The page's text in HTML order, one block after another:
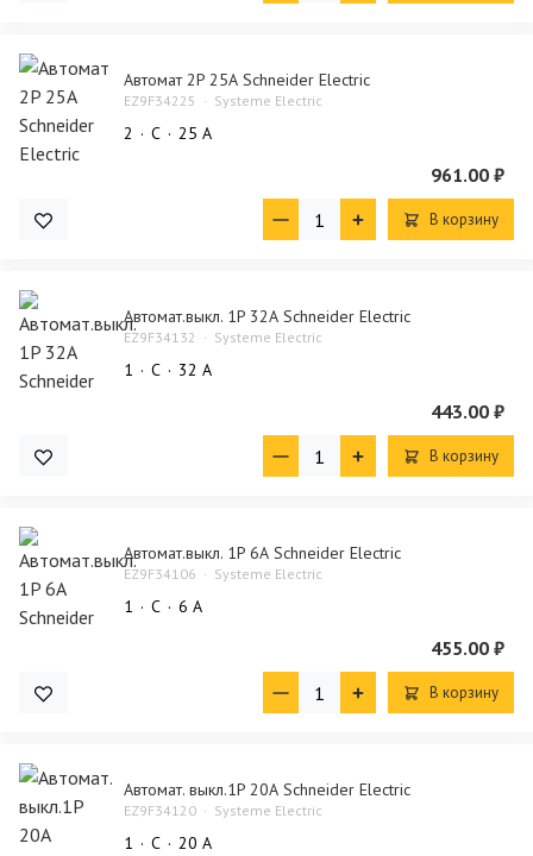
Автомат 2P 25А Schneider Electric
EZ9F34225 Systeme Electric
2 C 25 А
961.00 ₽
В корзину
Автомат.выкл. 1P 32А Schneider Electric
EZ9F34132 Systeme Electric
1 C 32 А
443.00 ₽
В корзину
Автомат.выкл. 1P 6А Schneider Electric
EZ9F34106 Systeme Electric
1 C 6 А
455.00 ₽
В корзину
Автомат. выкл.1P 20А Schneider Electric
EZ9F34120 Systeme Electric
1 C 20 А